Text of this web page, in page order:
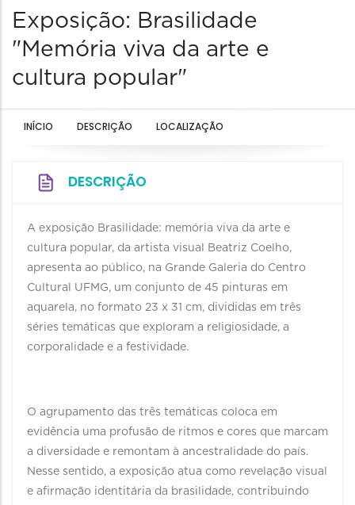
Exposição: Brasilidade
"Memória viva da arte e
cultura popular"
INÍCIO DESCRIÇÃO LOCALIZAÇÃO
DESCRIÇÃO
A exposição Brasilidade: memória viva da arte e
cultura popular, da artista visual Beatriz Coelho,
apresenta ao público, na Grande Galeria do Centro
Cultural UFMG, um conjunto de 45 pinturas em
aquarela, no formato 23 x 31 cm, divididas em três
séries temáticas que exploram a religiosidade, a
corporalidade e a festividade.
O agrupamento das três temáticas coloca em
evidência uma profusão de ritmos e cores que marcam
a diversidade e remontam à ancestralidade do país.
Nesse sentido, a exposição atua como revelação visual
e afirmação identitária da brasilidade, contribuindo